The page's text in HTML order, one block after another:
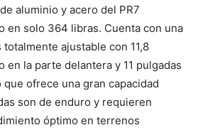
aluminio y acero del PR7
en solo 364 libras. Cuenta con una
ajustable con 11,8
en la parte delantera y 11 pulgadas
ofrece una gran capacidad
son de enduro y requieren
óptimo en terrenos